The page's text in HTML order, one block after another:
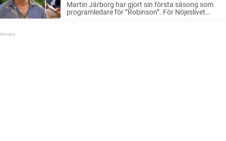
Martin Järborg har gjort sin första säsong som
programledare för ”Robinson”. För Nöjeslivet